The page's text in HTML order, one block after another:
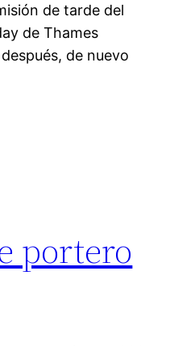
de tarde del
de Thames
de nuevo
portero